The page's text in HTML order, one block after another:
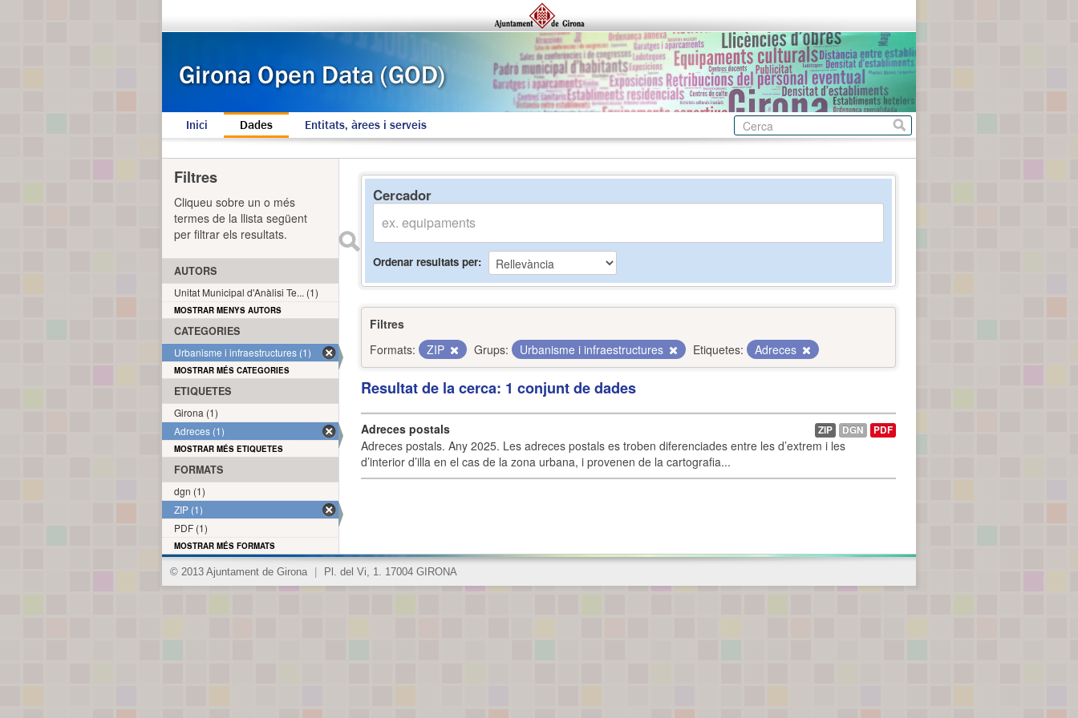
Inici Dades Entitats, àrees i serveis
Cercador
Ordenar resultats per
Filtres
Formats:
ZIP Grups: Urbanisme i infraestructures Etiquetes: Adreces
Resultat de la cerca: 1 conjunt de dades
Adreces postals
Adreces postals. Any 2025. Les adreces postals es troben diferenciades entre les d’extrem i les
d’interior d’illa en el cas de la zona urbana, i provenen de la cartografia...
ZIP DGN PDF
Filtres
Cliqueu sobre un o més
termes de la llista següent
per filtrar els resultats.
AUTORS
Unitat Municipal d'Anàlisi Te... (1)
MOSTRAR MENYS AUTORS
CATEGORIES
Urbanisme i infraestructures (1)
MOSTRAR MÉS CATEGORIES
ETIQUETES
Girona (1)
Adreces (1)
MOSTRAR MÉS ETIQUETES
FORMATS
dgn (1)
ZIP (1)
PDF (1)
MOSTRAR MÉS FORMATS
© 2013 Ajuntament de Girona Pl. del Vi, 1. 17004 GIRONA